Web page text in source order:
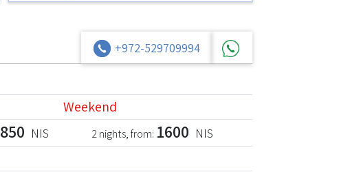
+972-529709994
Weekend
850 NIS 2 nights, from: 1600 NIS